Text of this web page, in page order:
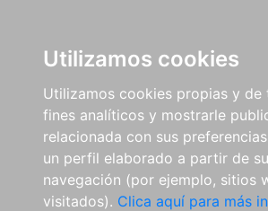
Utilizamos cookies
Utilizamos cookies propias y de
fines analíticos y mostrarle
relacionada con sus
un perfil elaborado a partir de
navegación (por ejemplo, sitios
visitados). Clica aquí para más